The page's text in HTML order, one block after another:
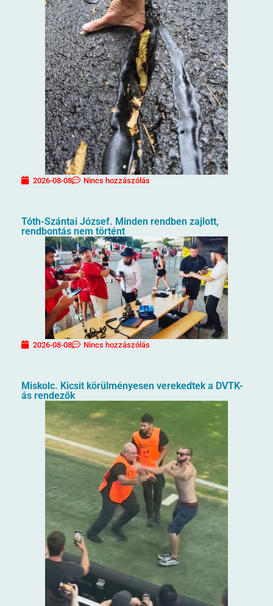
2026-08-08 Nincs hozzászólás
Tóth-Szántai József. Minden rendben zajlott,
rendbontás nem történt
2026-08-08 Nincs hozzászólás
Miskolc. Kicsit körülményesen verekedtek a DVTK-
ás rendezők